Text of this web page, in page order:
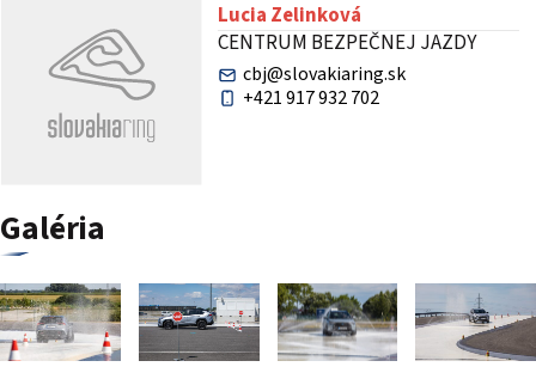
Lucia Zelinková
CENTRUM BEZPEČNEJ JAZDY
cbj@slovakiaring.sk
+421 917 932 702
Galéria